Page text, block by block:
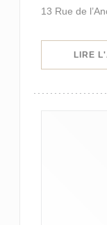
13 Rue de
LIRE